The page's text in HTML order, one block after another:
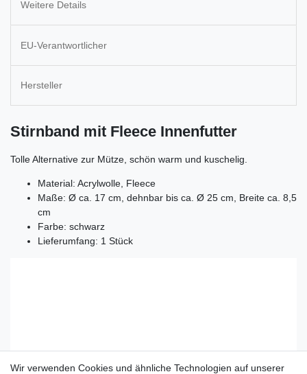
Weitere Details
EU-Verantwortlicher
Hersteller
Stirnband mit Fleece Innenfutter
Tolle Alternative zur Mütze, schön warm und kuschelig.
Material: Acrylwolle, Fleece
Maße: Ø ca. 17 cm, dehnbar bis ca. Ø 25 cm, Breite ca. 8,5
cm
Farbe: schwarz
Lieferumfang: 1 Stück
Wir verwenden Cookies und ähnliche Technologien auf unserer